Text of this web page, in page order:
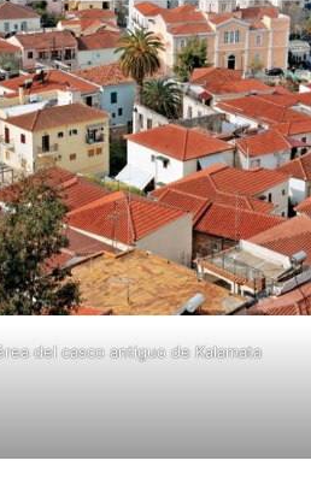
del casco antiguo de Kalamata